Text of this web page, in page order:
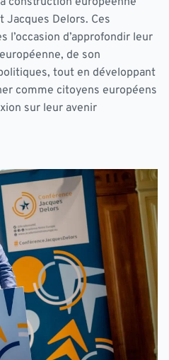
Jacques Delors. Ces
l’occasion d’approfondir leur
de son
tout en développant
comme citoyens européens
sur leur avenir